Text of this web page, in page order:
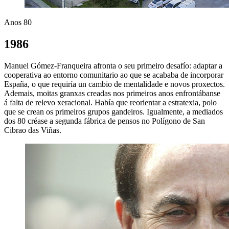
Anos 80
1986
Manuel Gómez-Franqueira afronta o seu primeiro desafío: adaptar a
cooperativa ao entorno comunitario ao que se acababa de incorporar
España, o que requiría un cambio de mentalidade e novos proxectos.
Ademais, moitas granxas creadas nos primeiros anos enfrontábanse
á falta de relevo xeracional. Había que reorientar a estratexia, polo
que se crean os primeiros grupos gandeiros. Igualmente, a mediados
dos 80 créase a segunda fábrica de pensos no Polígono de San
Cibrao das Viñas.